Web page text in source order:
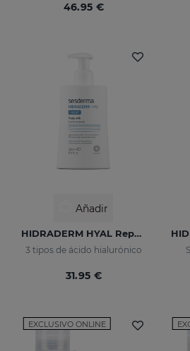
46.95 €
Añadir
HIDRADERM HYAL Repair Leche Corporal
3 tipos de ácido hialurónico
31.95 €
EXCLUSIVO ONLINE